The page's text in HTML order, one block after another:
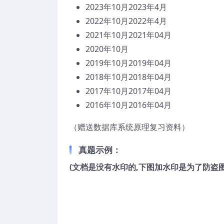
2023年10月2023年4月
2022年10月2022年4月
2021年10月2021年04月
2020年10月
2019年10月2019年04月
2018年10月2018年04月
2017年10月2017年04月
2016年10月2016年04月
（赠送数据库系统原理复习资料）
真题示例：
(文档是没有水印的,下图加水印是为了防盗